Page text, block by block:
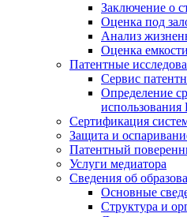
Заключение о
Оценка под
Анализ
Оценка
Патентные
Сервис
Определение
Сертификация
Защита и
Патентный
Услуги медиатора
Сведения об
Основные
Структура и